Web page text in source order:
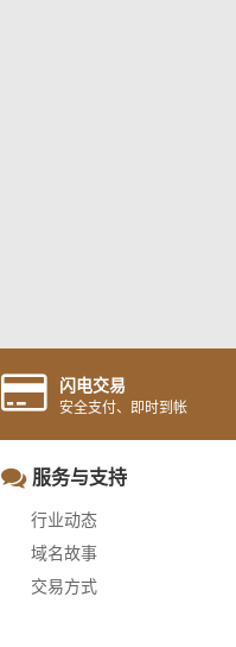
闪电交易
安全支付、即时到帐
服务与支持
行业动态
域名故事
交易方式